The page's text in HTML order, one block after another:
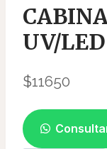
UV/
$11650